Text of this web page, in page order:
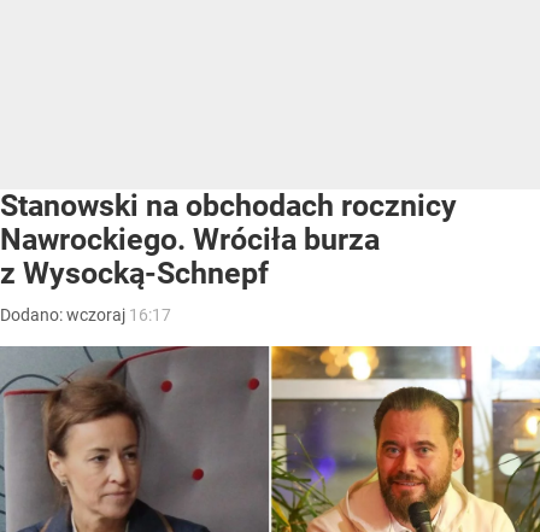
Stanowski na obchodach rocznicy
Nawrockiego. Wróciła burza
z Wysocką-Schnepf
Dodano:wczoraj 16:17